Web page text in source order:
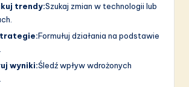
trendy:Szukaj zmian w technologii lub
Formułuj działania na podstawie
wyniki:Śledź wpływ wdrożonych